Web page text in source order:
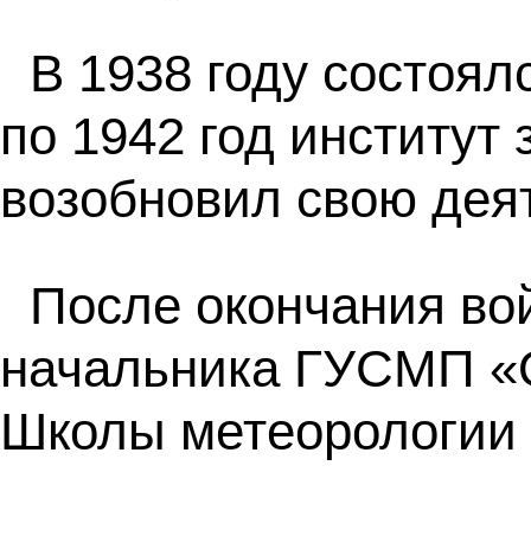
В 1938 году
по 1942 год
возобновил свою
После окончания
начальника ГУСМП
Школы метеорологии